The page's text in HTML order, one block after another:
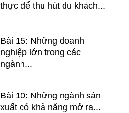
thực để thu hút du khách...
Bài 15: Những doanh
nghiệp lớn trong các
ngành...
Bài 10: Những ngành sản
xuất có khả năng mở ra...